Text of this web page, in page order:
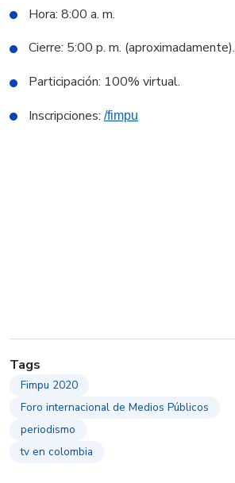
Hora: 8:00 a. m.
Cierre: 5:00 p. m. (aproximadamente).
Participación: 100% virtual.
Inscripciones: /fimpu
Tags
Fimpu 2020
Foro internacional de Medios Públicos
periodismo
tv en colombia